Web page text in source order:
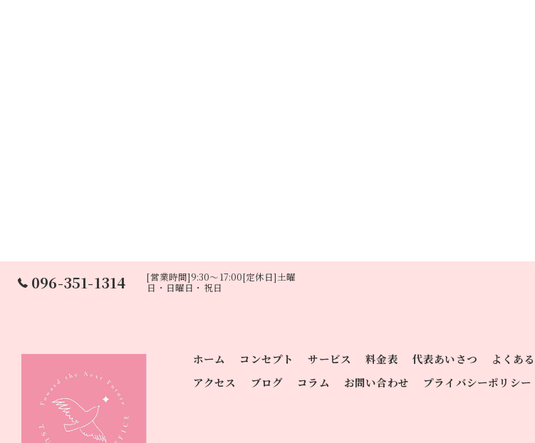
096-351-1314
[営業時間]9:30～17:00[定休日]土曜
日・日曜日・祝日
ホーム コンセプト サービス 料金表 代表あいさつ よくあ
アクセス
ブログ コラム お問い合わせ プライバシーポリシー